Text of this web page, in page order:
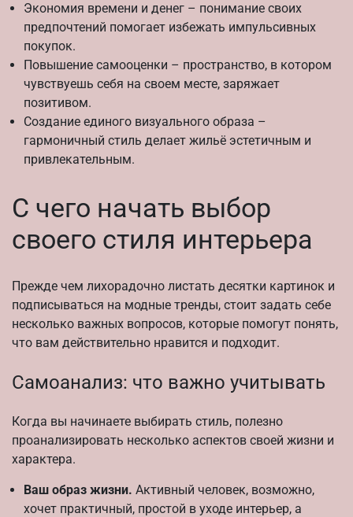
Экономия времени и денег – понимание своих
предпочтений помогает избежать импульсивных
покупок.
Повышение самооценки – пространство, в котором
чувствуешь себя на своем месте, заряжает
позитивом.
Создание единого визуального образа –
гармоничный стиль делает жильё эстетичным и
привлекательным.
С чего начать выбор
своего стиля интерьера
Прежде чем лихорадочно листать десятки картинок и
подписываться на модные тренды, стоит задать себе
несколько важных вопросов, которые помогут понять,
что вам действительно нравится и подходит.
Самоанализ: что важно учитывать
Когда вы начинаете выбирать стиль, полезно
проанализировать несколько аспектов своей жизни и
характера.
Ваш образ жизни. Активный человек, возможно,
хочет практичный, простой в уходе интерьер, а